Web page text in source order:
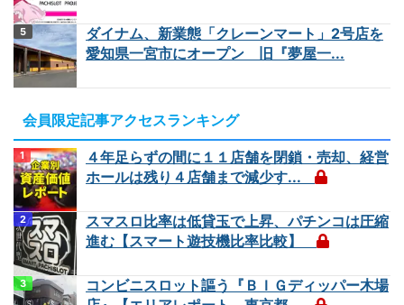
ダイナム、新業態「クレーンマート」2号店を
愛知県一宮市にオープン 旧『夢屋一...
会員限定記事アクセスランキング
４年足らずの間に１１店舗を閉鎖・売却、経営
ホールは残り４店舗まで減少す...
スマスロ比率は低貸玉で上昇、パチンコは圧縮
進む【スマート遊技機比率比較】
コンビニスロット謳う『ＢＩＧディッパー木場